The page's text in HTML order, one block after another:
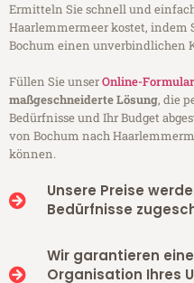
Ermitteln Sie schnell und
Haarlemmermeer kostet, indem
Bochum einen unverbindlichen
Füllen Sie unserOnline-Formular
maßgeschneiderte Lösung, die
Bedürfnisse und Ihr Budget
von Bochum nach
können.
Unsere Preise
Bedürfnisse
Wir garantieren
Organisation Ihres